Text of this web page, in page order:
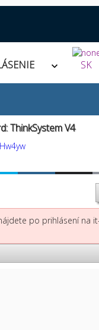
SK
ThinkSystem V4
po prihlásení na